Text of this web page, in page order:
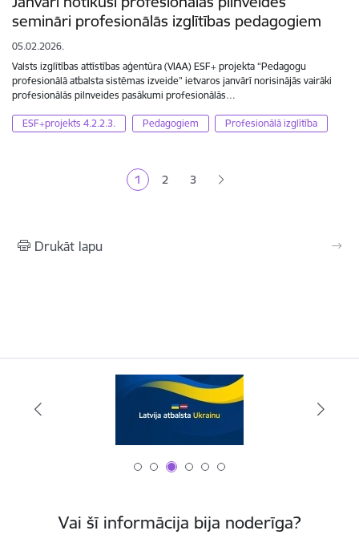
semināri profesionālās izglītības pedagogiem
05.02.2026.
Valsts izglītības attīstības aģentūra (VIAA) ESF+ projekta “Pedagogu
profesionālā atbalsta sistēmas izveide” ietvaros janvārī norisinājās vairāki
profesionālās pilnveides pasākumi profesionālās…
ESF+projekts 4.2.2.3. Pedagogiem Profesionālā izglītība
Pašreizējā lapa
1 Lapa
2 Lapa
3
Drukāt lapu
Vai šī informācija bija noderīga?